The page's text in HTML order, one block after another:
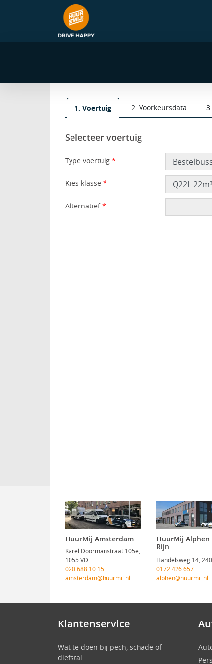
1. Voertuig 2. Voorkeursdata
Selecteer voertuig
Type voertuig *
Kies klasse *
Alternatief*
HuurMij Amsterdam
Karel Doormanstraat 105e,
1055 VD
020 688 10 15
amsterdam@huurmij.nl
HuurMij Alphen
Rijn
Handelsweg 14,
0172 426 657
alphen@huurmij.nl
Klantenservice
Wat te doen bij pech, schade of
diefstal